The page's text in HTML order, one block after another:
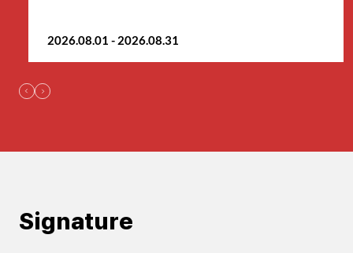
이천점
인천부평점
2026.08.01 - 2026.08.31
Signature